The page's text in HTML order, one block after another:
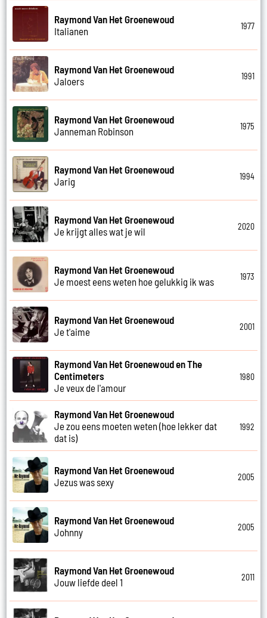
Raymond Van Het Groenewoud
Italianen
1977
Raymond Van Het Groenewoud
Jaloers
1991
Raymond Van Het Groenewoud
Janneman Robinson
1975
Raymond Van Het Groenewoud
Jarig
1994
Raymond Van Het Groenewoud
Je krijgt alles wat je wil
2020
Raymond Van Het Groenewoud
Je moest eens weten hoe gelukkig ik was
1973
Raymond Van Het Groenewoud
Je t'aime
2001
Raymond Van Het Groenewoud en The
Centimeters
Je veux de l'amour
1980
Raymond Van Het Groenewoud
Je zou eens moeten weten (hoe lekker dat
dat is)
1992
Raymond Van Het Groenewoud
Jezus was sexy
2005
Raymond Van Het Groenewoud
Johnny
2005
Raymond Van Het Groenewoud
Jouw liefde deel 1
2011